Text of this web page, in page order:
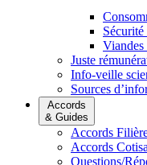
Sécurité
Viandes
Juste
Info-veille
Sources
Accords
& Guides
Accords
Accords
Questions/